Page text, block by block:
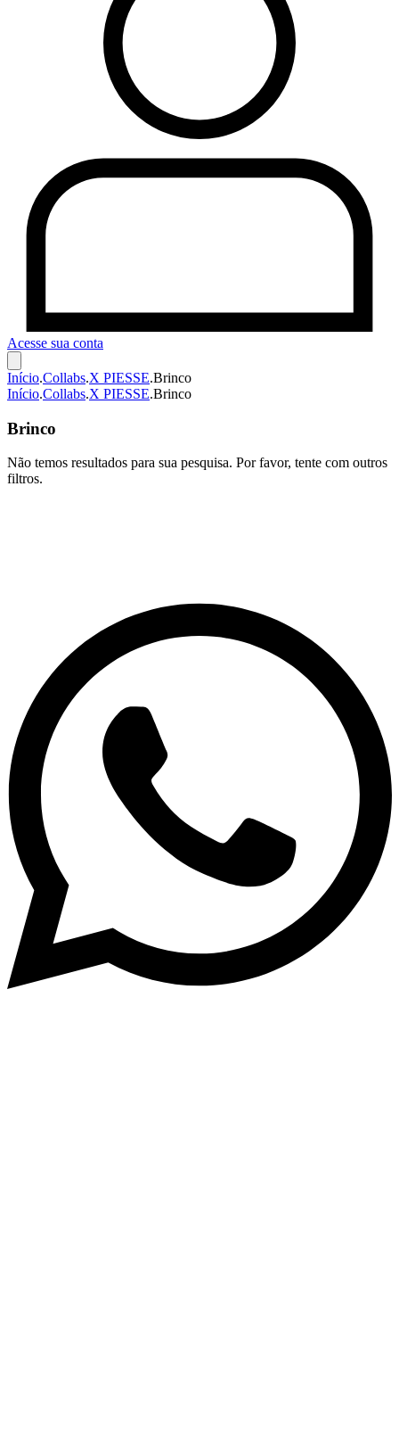
Acesse sua conta
Início.Collabs.X PIESSE.Brinco
Início.Collabs.X PIESSE.Brinco
Brinco
Não temos resultados para sua pesquisa. Por favor, tente com outros
filtros.